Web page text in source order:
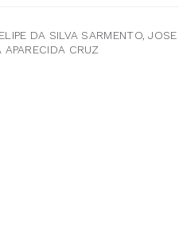
DA SILVA SARMENTO,
CRUZ